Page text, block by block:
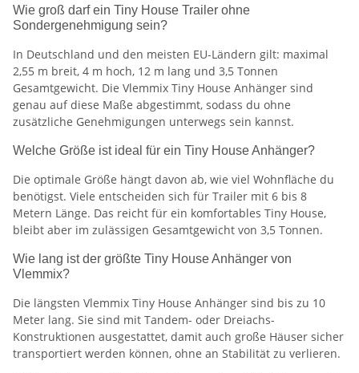
Wie groß darf ein Tiny House Trailer ohne
Sondergenehmigung sein?
In Deutschland und den meisten EU-Ländern gilt: maximal
2,55 m breit, 4 m hoch, 12 m lang und 3,5 Tonnen
Gesamtgewicht. Die Vlemmix Tiny House Anhänger sind
genau auf diese Maße abgestimmt, sodass du ohne
zusätzliche Genehmigungen unterwegs sein kannst.
Welche Größe ist ideal für ein Tiny House Anhänger?
Die optimale Größe hängt davon ab, wie viel Wohnfläche du
benötigst. Viele entscheiden sich für Trailer mit 6 bis 8
Metern Länge. Das reicht für ein komfortables Tiny House,
bleibt aber im zulässigen Gesamtgewicht von 3,5 Tonnen.
Wie lang ist der größte Tiny House Anhänger von
Vlemmix?
Die längsten Vlemmix Tiny House Anhänger sind bis zu 10
Meter lang. Sie sind mit Tandem- oder Dreiachs-
Konstruktionen ausgestattet, damit auch große Häuser sicher
transportiert werden können, ohne an Stabilität zu verlieren.